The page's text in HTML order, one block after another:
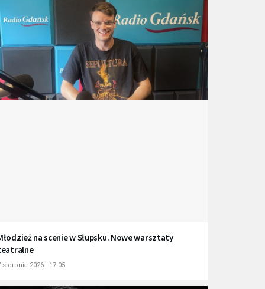
na scenie w Słupsku. Nowe warsztaty
sierpnia 2026 - 17:05